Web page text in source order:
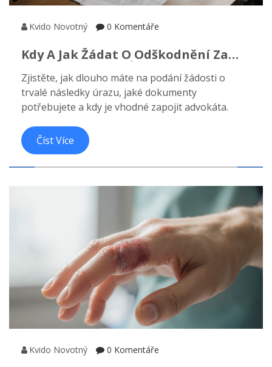
Kvido Novotný 0 Komentáře
Kdy A Jak Žádat O Odškodnění Za
Zjistěte, jak dlouho máte na podání žádosti o
trvalé následky úrazu, jaké dokumenty
potřebujete a kdy je vhodné zapojit advokáta.
Číst Více
Kvido Novotný 0 Komentáře